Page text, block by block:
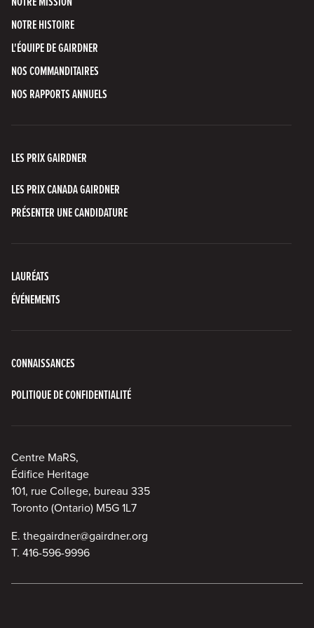
NOTRE HISTOIRE
L'ÉQUIPE DE GAIRDNER
NOS COMMANDITAIRES
NOS RAPPORTS ANNUELS
LES PRIX GAIRDNER
LES PRIX CANADA GAIRDNER
PRÉSENTER UNE CANDIDATURE
LAURÉATS
ÉVÉNEMENTS
CONNAISSANCES
POLITIQUE DE CONFIDENTIALITÉ
Centre MaRS,
Édifice Heritage
101, rue College, bureau 335
Toronto (Ontario) M5G 1L7
E. thegairdner@gairdner.org
T. 416-596-9996